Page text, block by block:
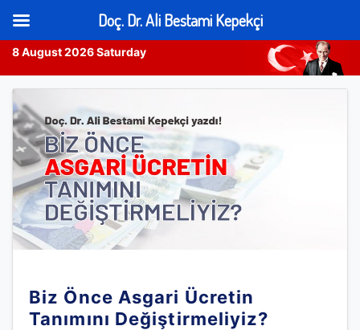
8 August 2026 Saturday
content
Biz Önce Asgari Ücretin
Tanımını Değiştirmeliyiz?
Doç. Dr. Ali Bestami Kepekçi